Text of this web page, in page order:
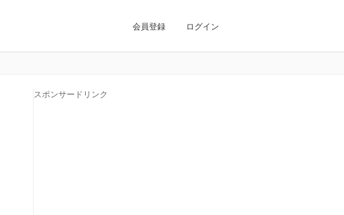
会員登録 ログイン
スポンサードリンク